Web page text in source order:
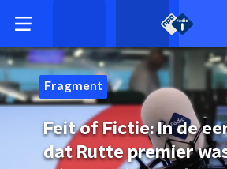
Fragment
Feit of Fictie: In de
dat Rutte premier